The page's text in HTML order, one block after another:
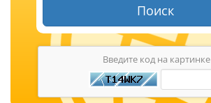
Поиск
Введите код на картинке